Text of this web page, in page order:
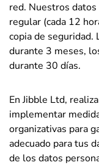
red. Nuestros
regular (cada 12
copia de seguridad.
durante 3 meses,
durante 30 días.
En Jibble Ltd,
implementar
organizativas para
adecuado para tus
de los datos